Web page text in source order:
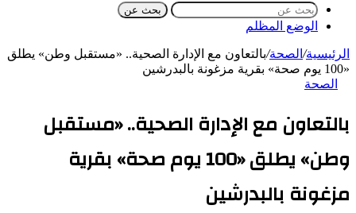
بحث عن
الوضع المظلم
الرئيسية/ الصحة/بالتعاون مع الإدارة الصحية.. «مستقبل وطن» يطلق
«100 يوم صحة» بقرية مزغونة بالبدرشين
الصحة
بالتعاون مع الإدارة الصحية.. «مستقبل
وطن» يطلق «100 يوم صحة» بقرية
مزغونة بالبدرشين